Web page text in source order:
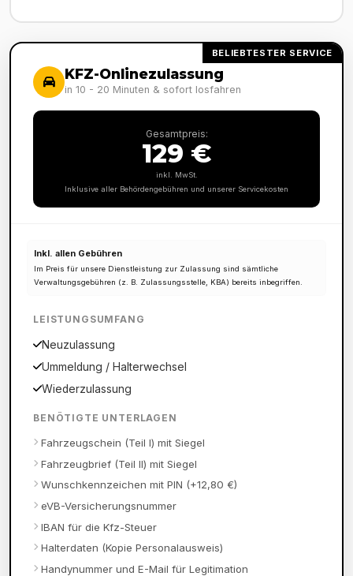
BELIEBTESTER SERVICE
KFZ-Onlinezulassung
in 10 - 20 Minuten & sofort losfahren
Gesamtpreis:
129 €
inkl. MwSt.
Inklusive aller Behördengebühren und unserer Servicekosten
Inkl. allen Gebühren
Im Preis für unsere Dienstleistung zur Zulassung sind sämtliche
Verwaltungsgebühren (z. B. Zulassungsstelle, KBA) bereits inbegriffen.
LEISTUNGSUMFANG
Neuzulassung
Ummeldung / Halterwechsel
Wiederzulassung
BENÖTIGTE UNTERLAGEN
Fahrzeugschein (Teil I) mit Siegel
Fahrzeugbrief (Teil II) mit Siegel
Wunschkennzeichen mit PIN (+12,80 €)
eVB-Versicherungsnummer
IBAN für die Kfz-Steuer
Halterdaten (Kopie Personalausweis)
Handynummer und E-Mail für Legitimation